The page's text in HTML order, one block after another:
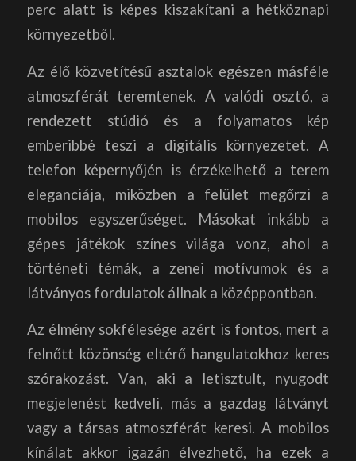
perc alatt is képes kiszakítani a hétköznapi
környezetből.
Az élő közvetítésű asztalok egészen másféle
atmoszférát teremtenek. A valódi osztó, a
rendezett stúdió és a folyamatos kép
emberibbé teszi a digitális környezetet. A
telefon képernyőjén is érzékelhető a terem
eleganciája, miközben a felület megőrzi a
mobilos egyszerűséget. Másokat inkább a
gépes játékok színes világa vonz, ahol a
történeti témák, a zenei motívumok és a
látványos fordulatok állnak a középpontban.
Az élmény sokfélesége azért is fontos, mert a
felnőtt közönség eltérő hangulatokhoz keres
szórakozást. Van, aki a letisztult, nyugodt
megjelenést kedveli, más a gazdag látványt
vagy a társas atmoszférát keresi. A mobilos
kínálat akkor igazán élvezhető, ha ezek a